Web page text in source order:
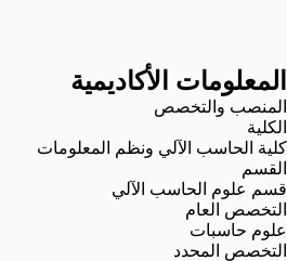
المعلومات الأكاديمية
المنصب والتخصص
الكلية
كلية الحاسب الآلي ونظم المعلومات
القسم
قسم علوم الحاسب الآلي
التخصص العام
علوم حاسبات
التخصص المحدد